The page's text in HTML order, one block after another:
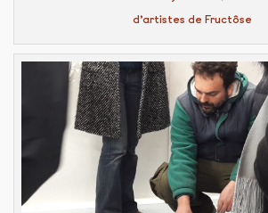
d’artistes de Fructôse